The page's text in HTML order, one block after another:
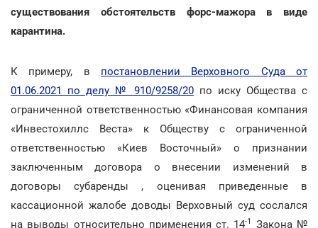
существования обстоятельств форс-мажора в виде
карантина.
К примеру, в постановлении Верховного Суда от
01.06.2021 по делу № 910/9258/20 по иску Общества с
ограниченной ответственностью «Финансовая компания
«Инвестохиллс Веста» к Обществу с ограниченной
ответственностью «Киев Восточный» о признании
заключенным договора о внесении изменений в
договоры субаренды , оценивая приведенные в
кассационной жалобе доводы Верховный суд сослался
на выводы относительно применения ст. 14-1
Закона №